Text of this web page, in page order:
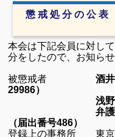
懲 戒 処 分 の 公
本会は下記会員に対し
分をしたので、お知らせ
被懲戒者
酒
29986）
浅野健太郎
弁護士法人ベ
（届出番号486）
登録上の事務所 東京